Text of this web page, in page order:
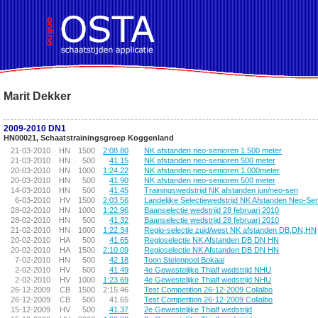
Marit Dekker
2009-2010 DN1
HN00021, Schaatstrainingsgroep Koggenland
21-03-2010
HN 1500 2:08.80
NK afstanden neo-senioren 1.500 meter
21-03-2010
HN 500 41.15
NK afstanden neo-senioren 500 meter
20-03-2010
HN 1000 1:24.22
NK afstanden neo-senioren 1.000meter
20-03-2010
HN 500 41.90
NK afstanden neo-senioren 500 meter
14-03-2010
HN 500 41.45
Trainingswedstrijd NK afstanden jun/neo-sen
6-03-2010
HV 1500 2:03.56
Landelijke Selectiewedstrijd NK Afstanden Neo-
28-02-2010
HN 1000 1:22.96
Baanselectie wedstrijd 28 februari 2010
28-02-2010
HN 500 41.32
Baanselectie wedstrijd 28 februari 2010
21-02-2010
HN 1000 1:22.34
Regio-selectie zuid/west NK afstanden DB,DN,HN
20-02-2010
HA 500 41.65
Regioselectie NK Afstanden DB DN HN
20-02-2010
HA 1500 2:10.09
Regioselectie NK Afstanden DB DN HN
7-02-2010
HN 500 42.18
Toon Stelenpool Bokaal
2-02-2010
HV 500 41.49
4e Gewestelijke Thialf wedstrijd NHU
2-02-2010
HV 1000 1:23.69
4e Gewestelijke Thialf wedstrijd NHU
26-12-2009
CB 1500 2:15.46
Test Competition 26-12-2009 Collalbo
26-12-2009
CB 500 41.65
Test Competition 26-12-2009 Collalbo
15-12-2009
HV 500 41.37
2e Gewestelijke Thialf wedstrijd